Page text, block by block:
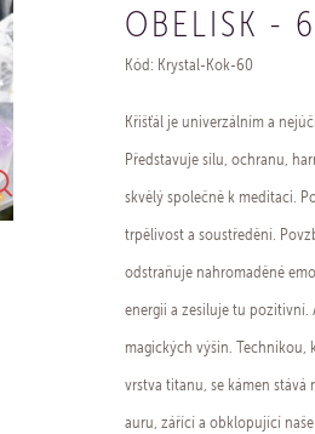
OBELISK -
Kód: Krystal-Kok-60
Křišťál je univerzálním a
Představuje sílu, ochranu,
skvělý společně k meditaci.
trpělivost a soustředění.
odstraňuje nahromaděné
energii a zesiluje tu pozitivní.
magických výšin. Technikou,
vrstva titanu, se kámen
auru, zářící a obklopující naše